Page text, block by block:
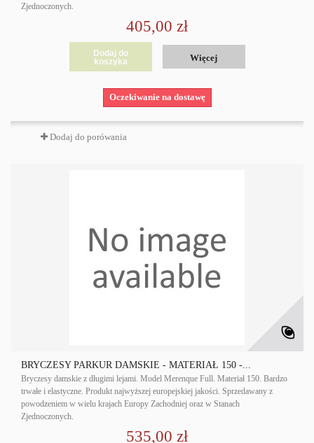
Zjednoczonych.
405,00 zł
Dodaj do
koszyka
Więcej
Oczekiwanie na dostawę
Dodaj do porówania
BRYCZESY PARKUR DAMSKIE - MATERIAŁ 150 -...
Bryczesy damskie z długimi lejami. Model Merenque Full. Materiał 150. Bardzo
trwałe i elastyczne. Produkt najwyższej europejskiej jakości. Sprzedawany z
powodzeniem w wielu krajach Europy Zachodniej oraz w Stanach
Zjednoczonych.
535,00 zł